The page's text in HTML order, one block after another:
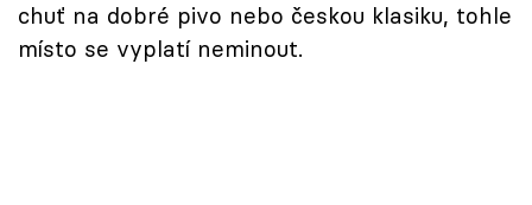
chuť na dobré pivo nebo českou klasiku, tohle
místo se vyplatí neminout.